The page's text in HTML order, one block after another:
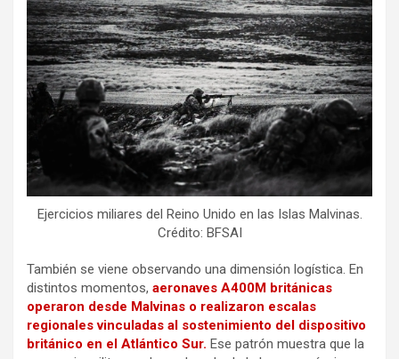
Ejercicios miliares del Reino Unido en las Islas Malvinas.
Crédito: BFSAI
También se viene observando una dimensión logística. En
distintos momentos, aeronaves A400M británicas
operaron desde Malvinas o realizaron escalas
regionales vinculadas al sostenimiento del dispositivo
británico en el Atlántico Sur. Ese patrón muestra que la